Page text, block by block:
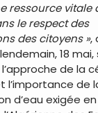
ressource vitale
le respect des
des citoyens »,
18
l’approche de la
l’importance de
d’eau exigée